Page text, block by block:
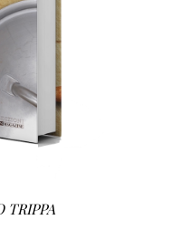
/
TRIPPA